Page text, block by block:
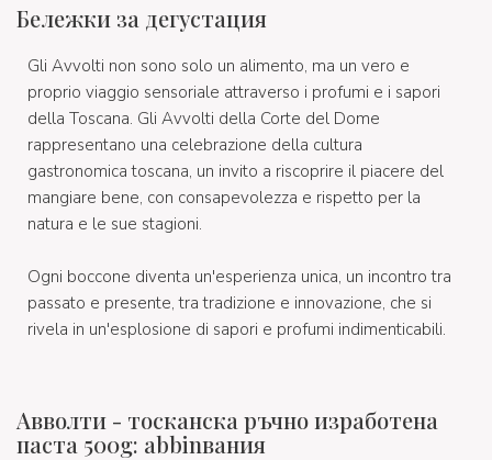
Бележки за дегустация
Gli Avvolti non sono solo un alimento, ma un vero e
proprio viaggio sensoriale attraverso i profumi e i sapori
della Toscana. Gli Avvolti della Corte del Dome
rappresentano una celebrazione della cultura
gastronomica toscana, un invito a riscoprire il piacere del
mangiare bene, con consapevolezza e rispetto per la
natura e le sue stagioni.
Ogni boccone diventa un'esperienza unica, un incontro tra
passato e presente, tra tradizione e innovazione, che si
rivela in un'esplosione di sapori e profumi indimenticabili.
Авволти - тосканска ръчно изработена
паста 500g: abbinвания